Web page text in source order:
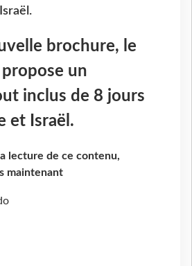
brochure, le
un
inclus de 8 jours
et Israël.
lecture de ce contenu,
maintenant